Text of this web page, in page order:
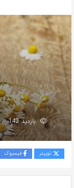
بازدید 142
توییتر فیسبوک